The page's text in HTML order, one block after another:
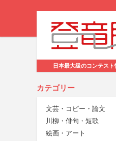
日本最大級のコンテスト
カテゴリー
文芸・コピー・論文
川柳・俳句・短歌
絵画・アート